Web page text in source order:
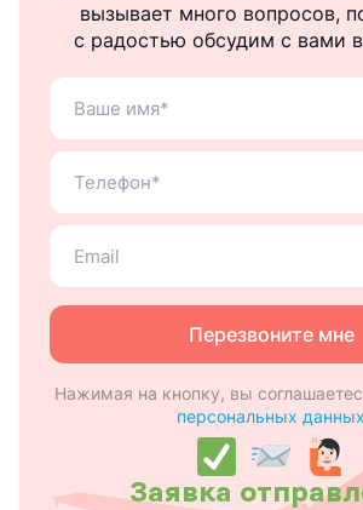
вызывает много вопросов,
с радостью обсудим с вами
Перезвоните мне
Нажимая на кнопку, вы
персональных данных
Заявка